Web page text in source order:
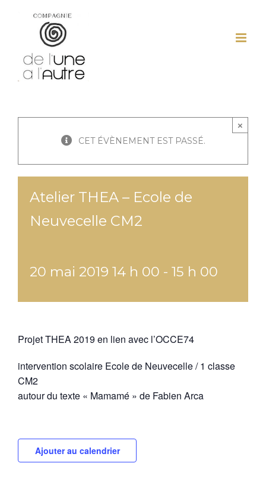
×
CET ÉVÈNEMENT EST PASSÉ.
Atelier THEA – Ecole de
Neuvecelle CM2
20 mai 2019 14 h 00 - 15 h 00
Projet THEA 2019 en lien avec l’OCCE74
intervention scolaire Ecole de Neuvecelle / 1 classe
CM2
autour du texte « Mamamé » de Fabien Arca
Ajouter au calendrier